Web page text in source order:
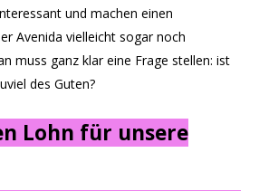
und machen einen
Avenida vielleicht sogar noch
muss ganz klar eine Frage stellen: ist
des Guten?
Lohn für unsere